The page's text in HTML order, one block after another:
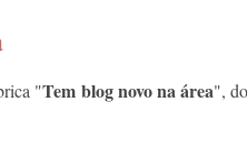
"Tem blognovo na área",